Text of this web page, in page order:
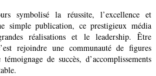
symbolisé la réussite, l’excellence et
simple publication, ce prestigieux média
réalisations et le leadership. Être
rejoindre une communauté de figures
de succès, d’accomplissements